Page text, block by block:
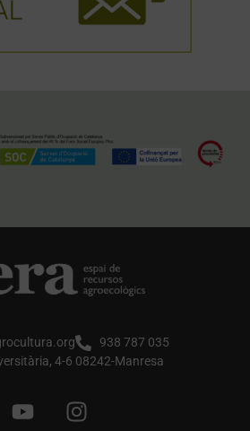
938 787 035
4-6 08242-Manresa